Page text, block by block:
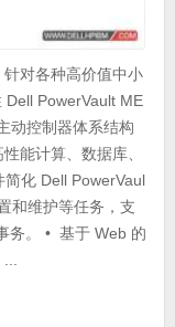
对各种高价值中小
Dell PowerVault ME
动控制器体系结构
能计算、数据库、
化 Dell PowerVaul
和维护等任务，支
务。 • 基于 Web 的